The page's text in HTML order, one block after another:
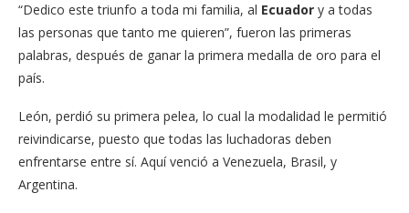
“Dedico este triunfo a toda mi familia, al Ecuador y a todas
las personas que tanto me quieren”, fueron las primeras
palabras, después de ganar la primera medalla de oro para el
país.
León, perdió su primera pelea, lo cual la modalidad le permitió
reivindicarse, puesto que todas las luchadoras deben
enfrentarse entre sí. Aquí venció a Venezuela, Brasil, y
Argentina.